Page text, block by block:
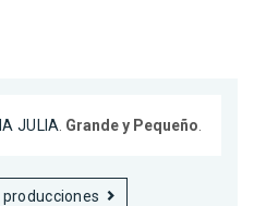
JULIA Grande y Pequeño